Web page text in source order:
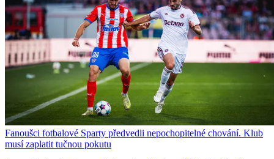
Fanoušci fotbalové Sparty předvedli nepochopitelné chování. Klub
musí zaplatit tučnou pokutu